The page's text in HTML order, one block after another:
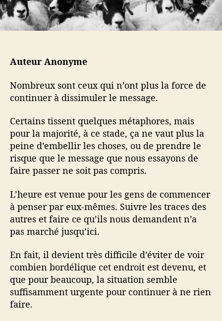
l
e
n
e
n
t
Auteur Anonyme
Nombreux sont ceux qui n’ont plus la force de
continuer à dissimuler le message.
Certains tissent quelques métaphores, mais
pour la majorité, à ce stade, ça ne vaut plus la
peine d’embellir les choses, ou de prendre le
risque que le message que nous essayons de
faire passer ne soit pas compris.
L’heure est venue pour les gens de commencer
à penser par eux-mêmes. Suivre les traces des
autres et faire ce qu’ils nous demandent n’a
pas marché jusqu’ici.
En fait, il devient très difficile d’éviter de voir
combien bordélique cet endroit est devenu, et
que pour beaucoup, la situation semble
suffisamment urgente pour continuer à ne rien
faire.